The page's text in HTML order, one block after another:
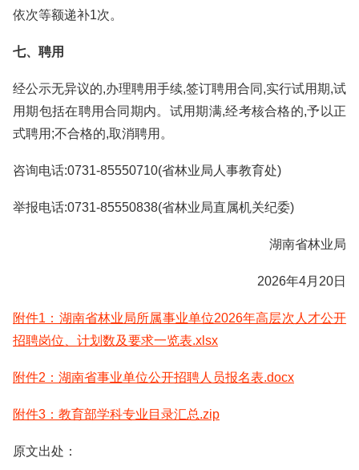
依次等额递补1次。
七、聘用
经公示无异议的,办理聘用手续,签订聘用合同,实行试用期,试
用期包括在聘用合同期内。试用期满,经考核合格的,予以正
式聘用;不合格的,取消聘用。
咨询电话:0731-85550710(省林业局人事教育处)
举报电话:0731-85550838(省林业局直属机关纪委)
湖南省林业局
2026年4月20日
附件1：湖南省林业局所属事业单位2026年高层次人才公开
招聘岗位、计划数及要求一览表.xlsx
附件2：湖南省事业单位公开招聘人员报名表.docx
附件3：教育部学科专业目录汇总.zip
原文出处：